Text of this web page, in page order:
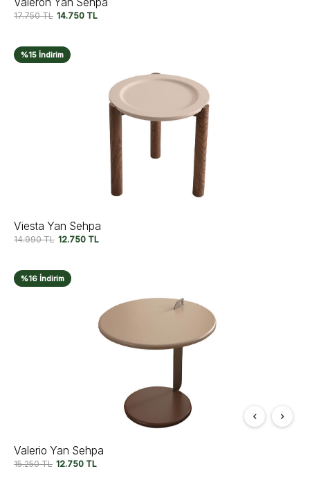
17.750TL 14.750 TL
%15 İndirim
Viesta Yan Sehpa
14.990TL 12.750 TL
%16 İndirim
Valerio Yan Sehpa
15.250TL 12.750 TL